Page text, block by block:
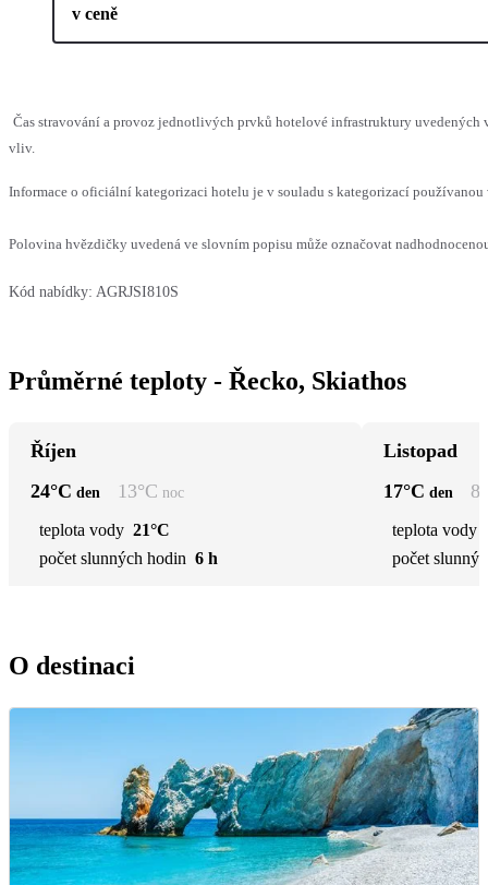
v ceně
Čas stravování a provoz jednotlivých prvků hotelové infrastruktury uvedených
vliv.
Informace o oficiální kategorizaci hotelu je v souladu s kategorizací
Polovina hvězdičky uvedená ve slovním popisu může označovat
Kód nabídky: AGRJSI810S
Průměrné teploty - Řecko, Skiathos
Říjen
24°C den 13°C noc
teplota vody 21°C
počet slunných hodin 6 h
Listopad
17°C den 8
teplota vody
počet
O destinaci